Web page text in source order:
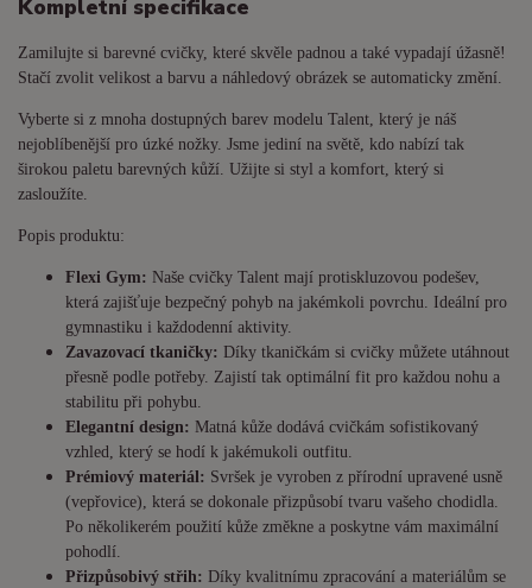
Kompletní specifikace
Zamilujte si barevné cvičky, které skvěle padnou a také vypadají úžasně!
Stačí zvolit velikost a barvu a náhledový obrázek se automaticky změní.
Vyberte si z mnoha dostupných barev modelu Talent, který je náš
nejoblíbenější pro úzké nožky. Jsme jediní na světě, kdo nabízí tak
širokou paletu barevných kůží. Užijte si styl a komfort, který si
zasloužíte.
Popis produktu:
Flexi Gym: Naše cvičky Talent mají protiskluzovou podešev,
která zajišťuje bezpečný pohyb na jakémkoli povrchu. Ideální pro
gymnastiku i každodenní aktivity.
Zavazovací tkaničky: Díky tkaničkám si cvičky můžete utáhnout
přesně podle potřeby. Zajistí tak optimální fit pro každou nohu a
stabilitu při pohybu.
Elegantní design: Matná kůže dodává cvičkám sofistikovaný
vzhled, který se hodí k jakémukoli outfitu.
Prémiový materiál: Svršek je vyroben z přírodní upravené usně
(vepřovice), která se dokonale přizpůsobí tvaru vašeho chodidla.
Po několikerém použití kůže změkne a poskytne vám maximální
pohodlí.
Přizpůsobivý střih: Díky kvalitnímu zpracování a materiálům se